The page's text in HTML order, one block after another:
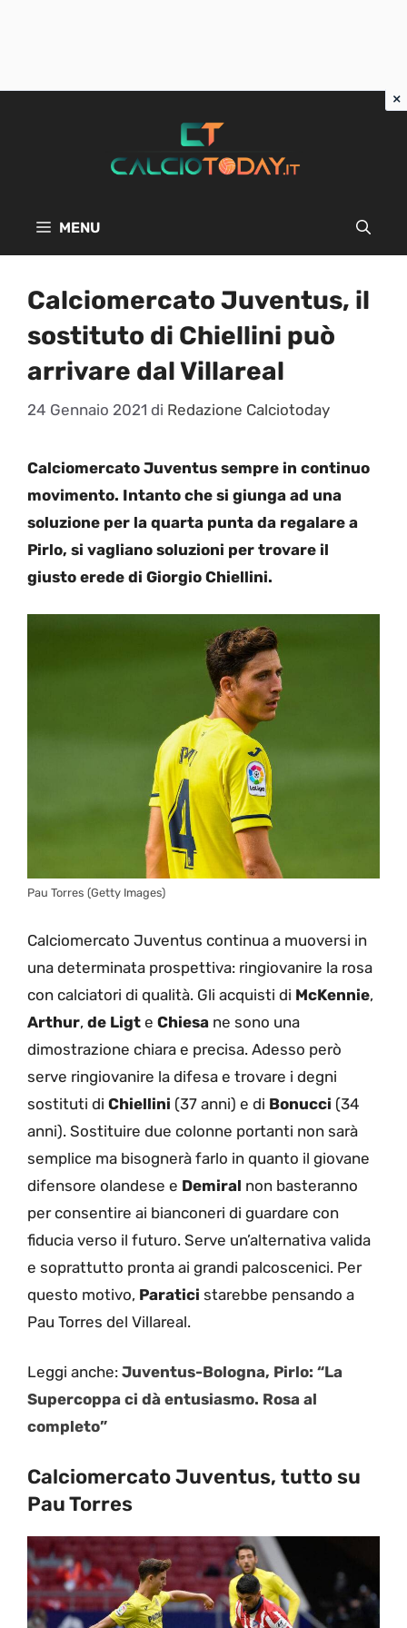
MENU
Calciomercato Juventus, il
sostituto di Chiellini può
arrivare dal Villareal
24 Gennaio 2021 di Redazione Calciotoday
Calciomercato Juventus sempre in continuo
movimento. Intanto che si giunga ad una
soluzione per la quarta punta da regalare a
Pirlo, si vagliano soluzioni per trovare il
giusto erede di Giorgio Chiellini.
Pau Torres (Getty Images)
Calciomercato Juventus continua a muoversi in
una determinata prospettiva: ringiovanire la rosa
con calciatori di qualità. Gli acquisti di McKennie,
Arthur, de Ligt e Chiesa ne sono una
dimostrazione chiara e precisa. Adesso però
serve ringiovanire la difesa e trovare i degni
sostituti di Chiellini (37 anni) e di Bonucci (34
anni). Sostituire due colonne portanti non sarà
semplice ma bisognerà farlo in quanto il giovane
difensore olandese e Demiral non basteranno
per consentire ai bianconeri di guardare con
fiducia verso il futuro. Serve un’alternativa valida
e soprattutto pronta ai grandi palcoscenici. Per
questo motivo, Paratici starebbe pensando a
Pau Torres del Villareal.
Leggi anche: Juventus-Bologna, Pirlo: “La
Supercoppa ci dà entusiasmo. Rosa al
completo”
Calciomercato Juventus, tutto su
Pau Torres